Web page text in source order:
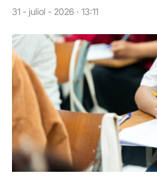
31 - juliol - 2026 · 13:11